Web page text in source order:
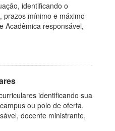
identificando o
prazos mínimo e máximo
Acadêmica responsável,
identificando sua
ou polo de oferta,
docente ministrante,